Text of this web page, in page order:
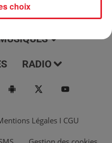
RADIO
Légales I CGU
choix